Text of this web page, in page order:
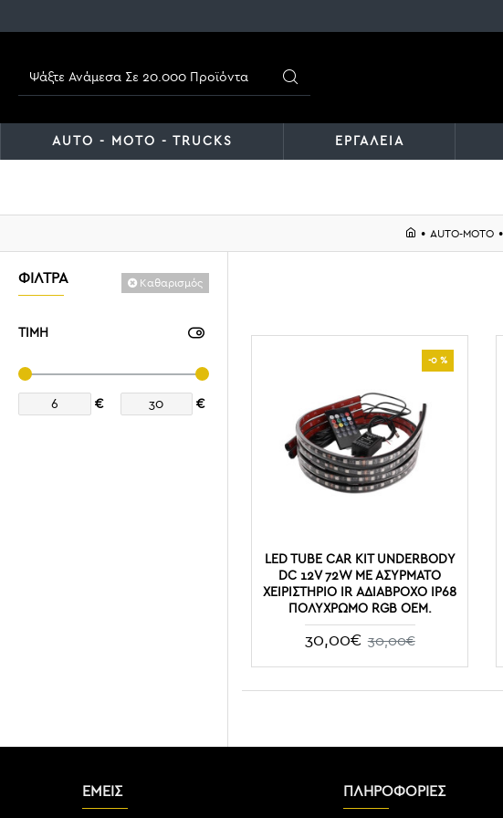
AUTO - MOTO - TRUCKS ΕΡΓΑΛΕΙΑ
AUTO-MOTO
ΦΊΛΤΡΑ Καθαρισμός
ΤΙΜΗ
€ €
-0 %
LED TUBE CAR KIT UNDERBODY
DC 12V 72W ΜΕ ΑΣΎΡΜΑΤΟ
ΧΕΙΡΙΣΤΉΡΙΟ IR ΑΔΙΆΒΡΟΧΟ IP68
ΠΟΛΎΧΡΩΜΟ RGB OEM.
30,00€ 30,00€
ΕΜΕΙΣ ΠΛΗΡΟΦΟΡΙΕΣ